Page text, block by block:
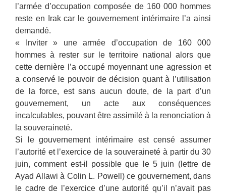
l’armée d’occupation composée de 160 000 hommes
reste en Irak car le gouvernement intérimaire l’a ainsi
demandé.
« Inviter » une armée d’occupation de 160 000
hommes à rester sur le territoire national alors que
cette dernière l’a occupé moyennant une agression et
a conservé le pouvoir de décision quant à l’utilisation
de la force, est sans aucun doute, de la part d’un
gouvernement, un acte aux conséquences
incalculables, pouvant être assimilé à la renonciation à
la souveraineté.
Si le gouvernement intérimaire est censé assumer
l’autorité et l’exercice de la souveraineté à partir du 30
juin, comment est-il possible que le 5 juin (lettre de
Ayad Allawi à Colin L. Powell) ce gouvernement, dans
le cadre de l’exercice d’une autorité qu’il n’avait pas